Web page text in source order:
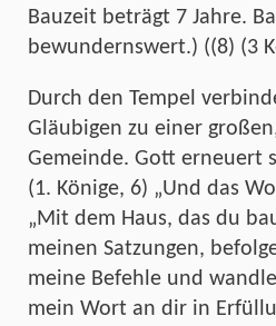
Bauzeit beträgt 7 Jahre.
bewundernswert.) ((8) (3
Durch den Tempel
Gläubigen zu einer
Gemeinde. Gott erneuert
(1. Könige, 6) „Und das
„Mit dem Haus, das du
meinen Satzungen,
meine Befehle und
mein Wort an dir in